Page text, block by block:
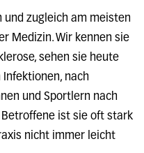
und zugleich am meisten
Medizin. Wir kennen sie
sehen sie heute
nach
und Sportlern nach
ist sie oft stark
nicht immer leicht